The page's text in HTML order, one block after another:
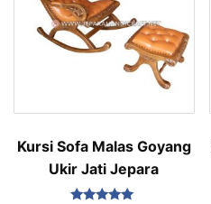
Kursi Sofa Malas Goyang
Ukir Jati Jepara